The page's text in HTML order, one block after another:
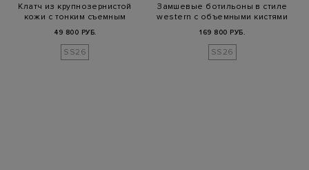
Клатч из крупнозернистой
кожи с тонким съемным
49 800 РУБ.
SS26
Замшевые ботильоны в стиле
western с объемными кистями
169 800 РУБ.
SS26